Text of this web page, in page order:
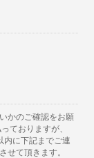
かのご確認をお願
ておりますが、
内に下記までご連
せて頂きます。